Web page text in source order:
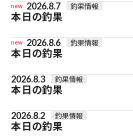
new 2026.8.7 釣果情報
本日の釣果
new 2026.8.6 釣果情報
本日の釣果
2026.8.3 釣果情報
本日の釣果
2026.8.2 釣果情報
本日の釣果